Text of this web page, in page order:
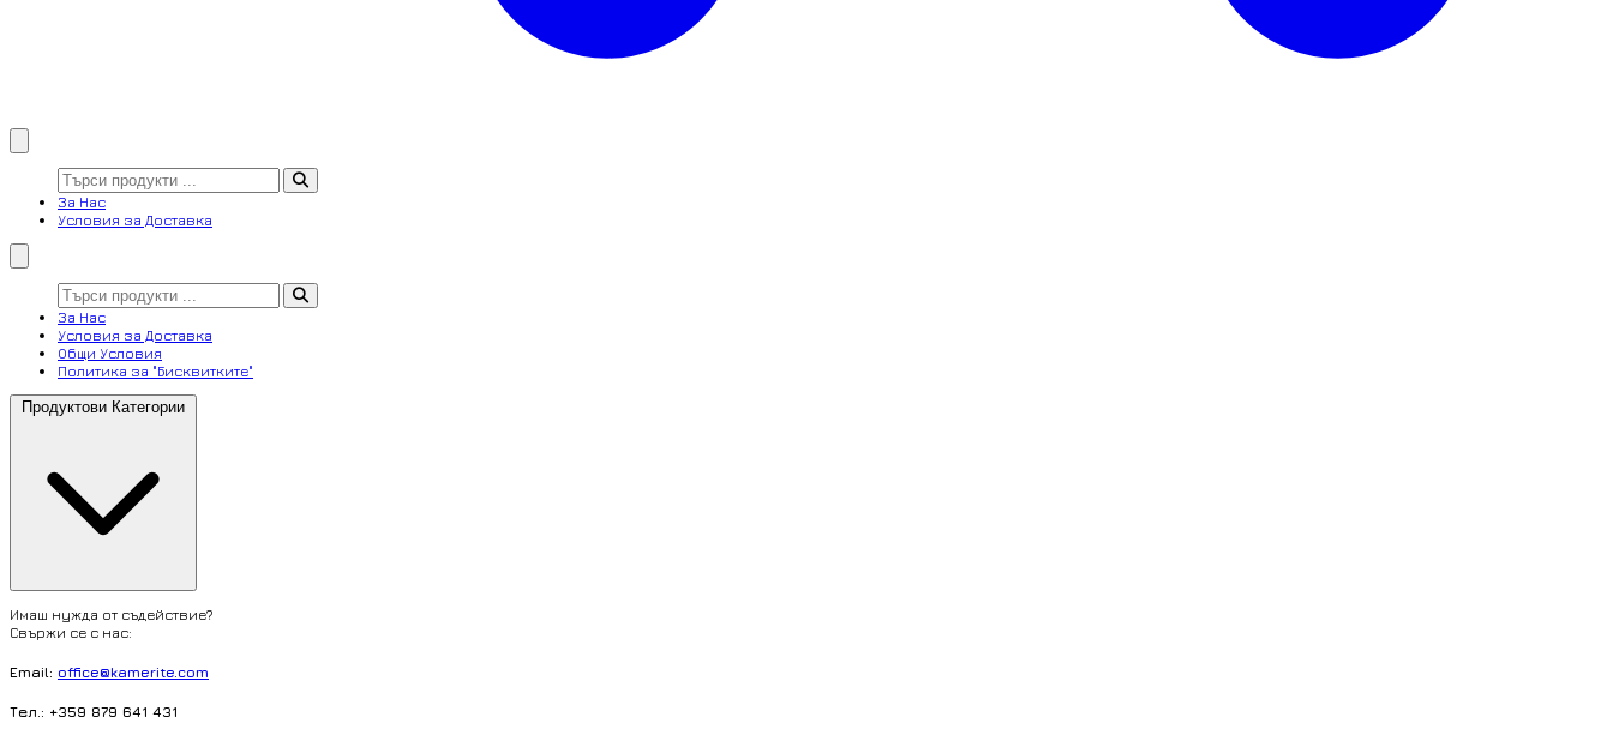
За Нас
Условия за Доставка
За Нас
Условия за Доставка
Общи Условия
Политика за "Бисквитките"
Продуктови Категории
Имаш нужда от съдействие?
Свържи се с нас:
Email: office@kamerite.com
Тел.: +359 879 641 431